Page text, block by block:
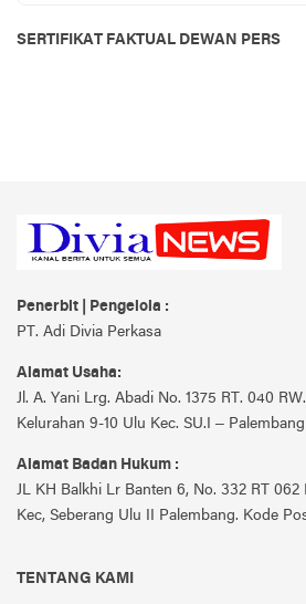
SERTIFIKAT FAKTUAL DEWAN PERS
Penerbit | Pengelola :
PT. Adi Divia Perkasa
Alamat Usaha:
Jl. A. Yani Lrg. Abadi No. 1375 RT. 040
Kelurahan 9-10 Ulu Kec. SU.I – Palembang
Alamat Badan Hukum :
JL KH Balkhi Lr Banten 6, No. 332 RT 062
Kec, Seberang Ulu II Palembang. Kode
TENTANG KAMI